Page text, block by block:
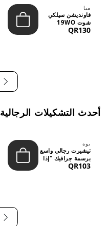
ميا
فاونديشن سيلكي
شوت 19WO
ميديوم دارك بدرجة
QR130
أحدث التشكيلات الرجالية
بوه
تيشيرت رجالي واسع
برسمة جرافيك "إذا
لم نُعجبك...
QR103